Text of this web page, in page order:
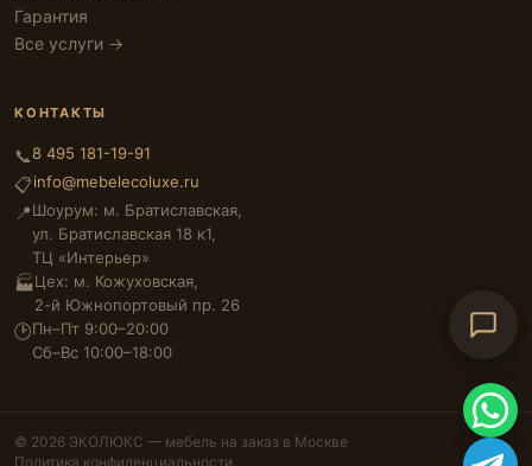
Гарантия
Все услуги →
КОНТАКТЫ
📞8 495 181-19-91
📋info@mebelecoluxe.ru
📍Шоурум: м. Братиславская,
ул. Братиславская 18 к1,
ТЦ «Интерьер»
🏭Цех: м. Кожуховская,
2-й Южнопортовый пр. 26
🕑Пн–Пт 9:00–20:00
Сб–Вс 10:00–18:00
© 2026 ЭКОЛЮКС — мебель на заказ в Москве
Политика конфиденциальности